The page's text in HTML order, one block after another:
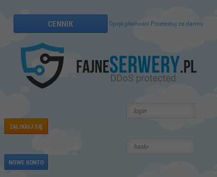
CENNIK Opcje płatności Przetestuj za darmo
ZALOGUJ SIĘ
NOWE KONTO